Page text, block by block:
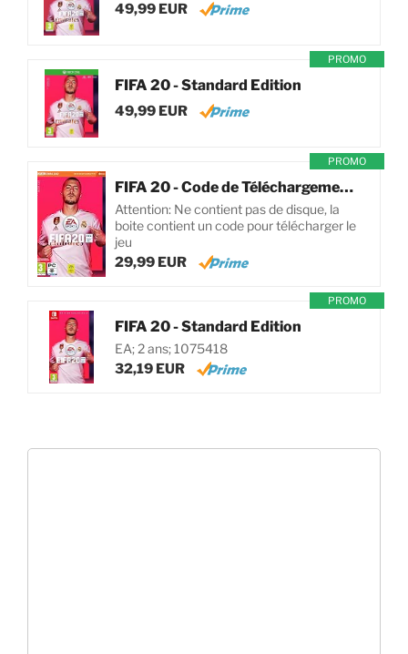
49,99 EUR
PROMO
FIFA 20 - Standard Edition
49,99 EUR
PROMO
FIFA 20 - Code de Téléchargement pour PC
Attention: Ne contient pas de disque, la
boite contient un code pour télécharger le
jeu
29,99 EUR
PROMO
FIFA 20 - Standard Edition
EA; 2 ans; 1075418
32,19 EUR